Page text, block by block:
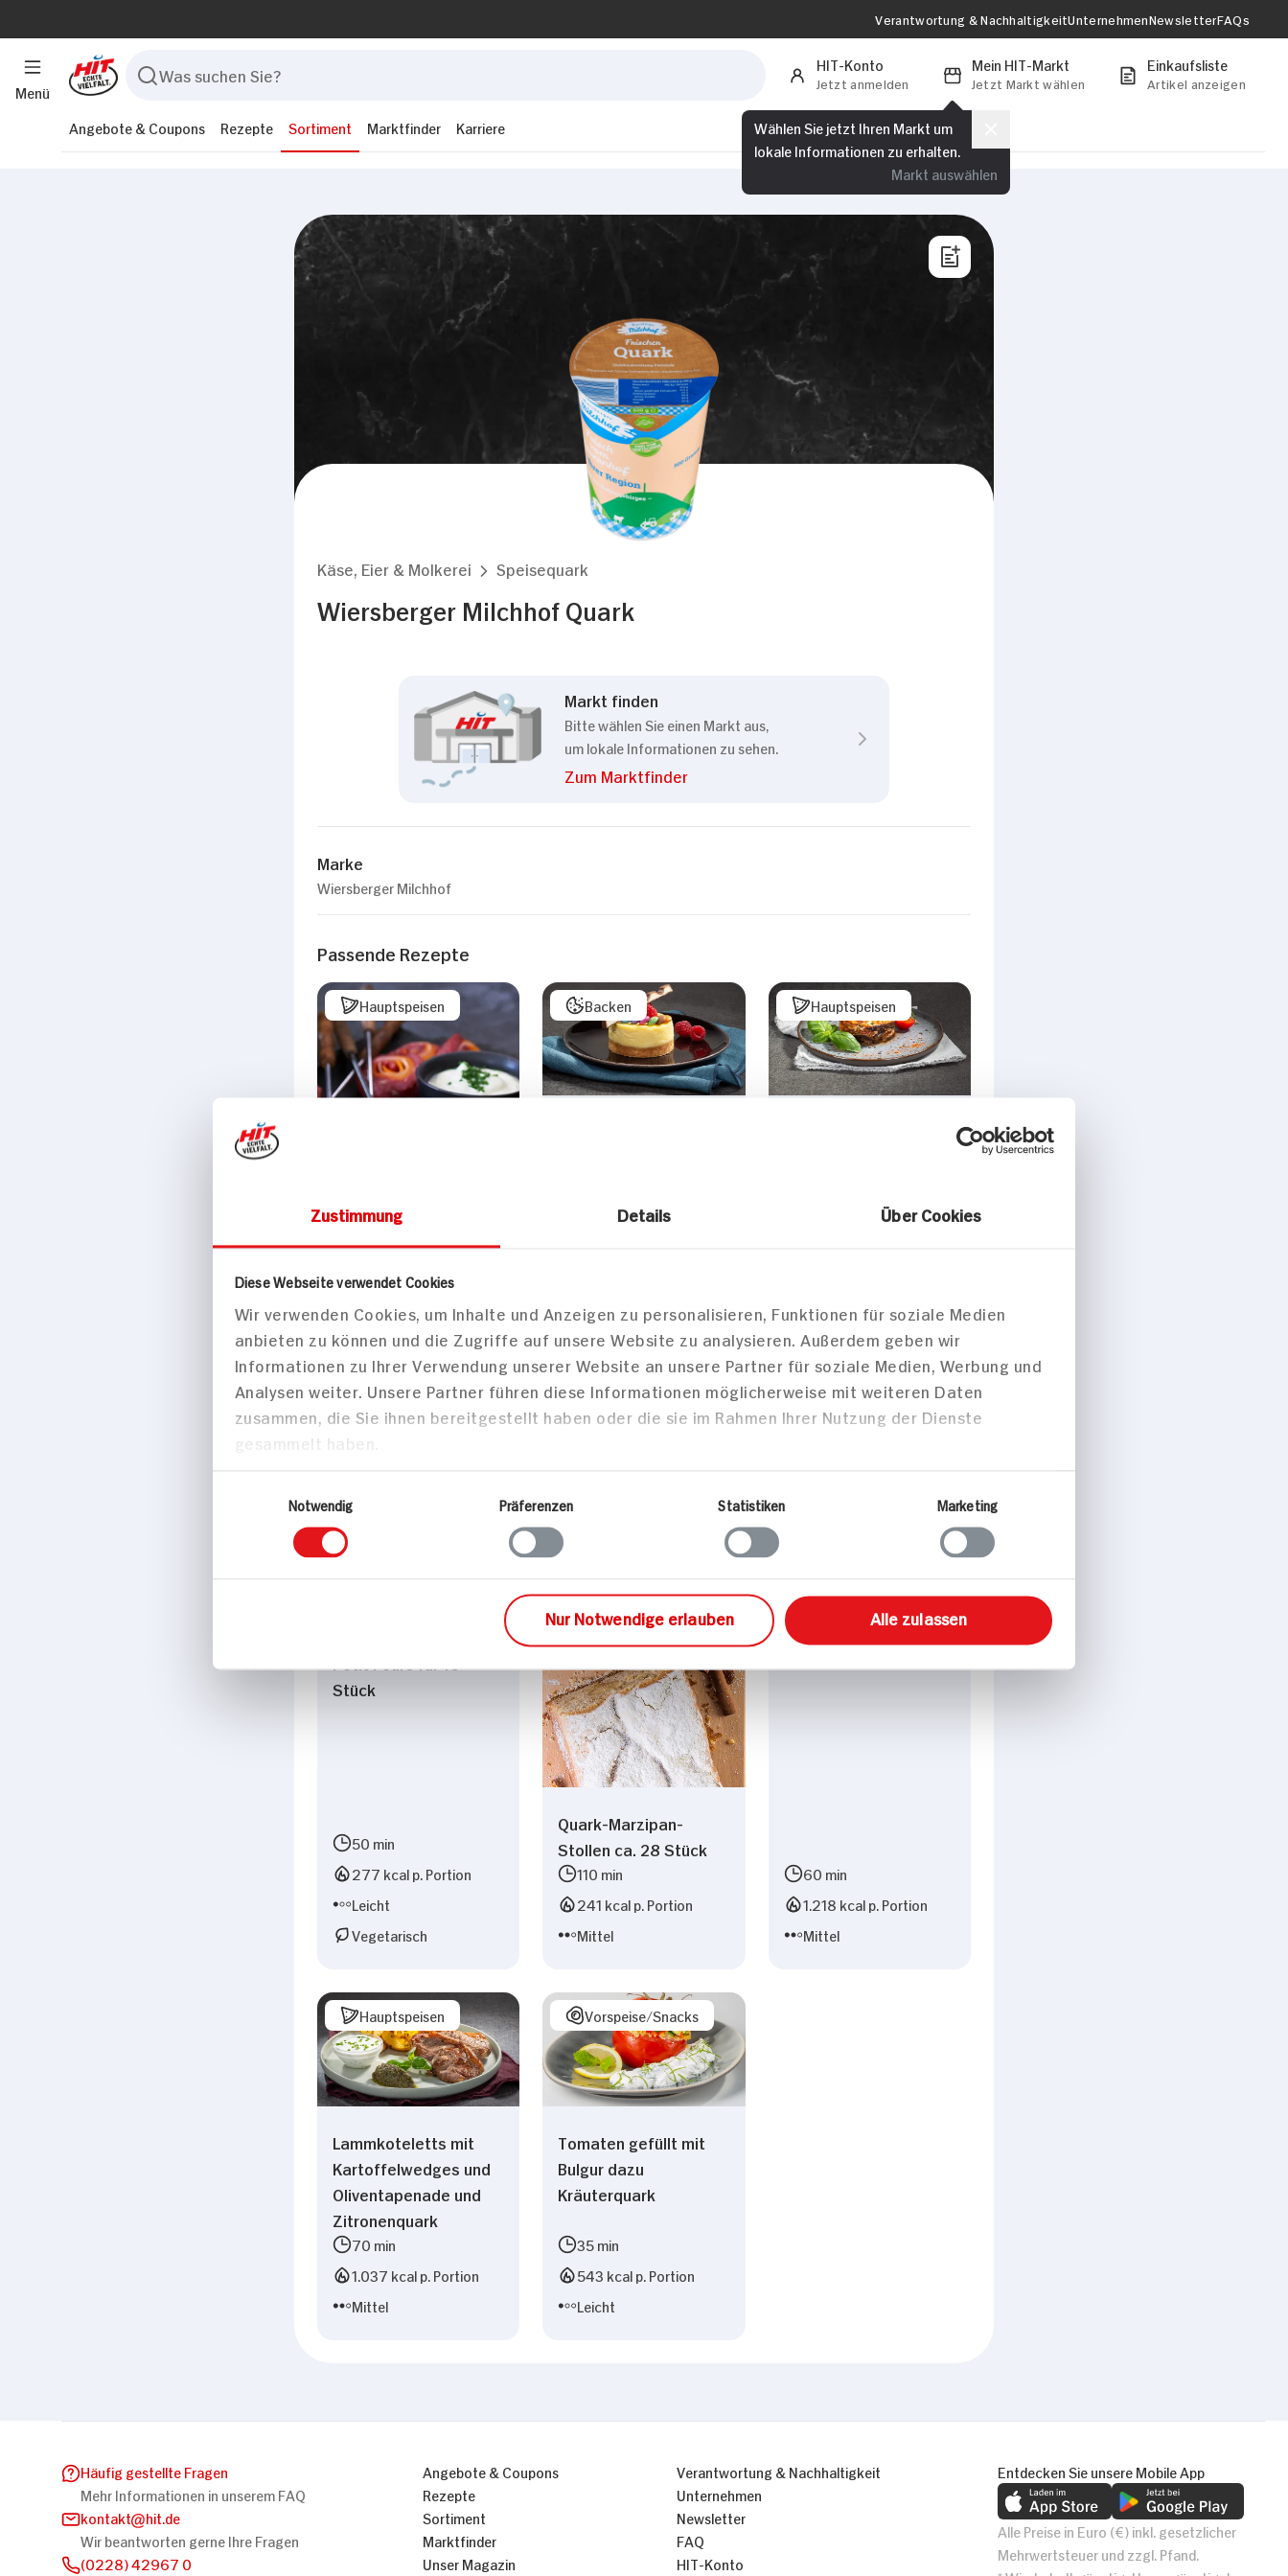
Zustimmung Details Über Cookies
Diese Webseite verwendet Cookies
Wir verwenden Cookies, um Inhalte und Anzeigen zu personalisieren, Funktionen für soziale Medien
anbieten zu können und die Zugriffe auf unsere Website zu analysieren. Außerdem geben wir
Informationen zu Ihrer Verwendung unserer Website an unsere Partner für soziale Medien, Werbung und
Analysen weiter. Unsere Partner führen diese Informationen möglicherweise mit weiteren Daten
zusammen, die Sie ihnen bereitgestellt haben oder die sie im Rahmen Ihrer Nutzung der Dienste
gesammelt haben.
Notwendig
Präferenzen Statistiken Marketing
Nur Notwendige erlauben Alle zulassen
Menü
Verantwortung & NachhaltigkeitUnternehmenNewsletterFAQs
HIT-Konto
Jetzt anmelden
Mein HIT-Markt
Jetzt Markt wählen
Wählen Sie jetzt Ihren Markt um
lokale Informationen zu erhalten.
Markt auswählen
Einkaufsliste
Artikel anzeigen
Angebote & Coupons Rezepte Sortiment Marktfinder Karriere
Käse, Eier & Molkerei Speisequark
Wiersberger Milchhof Quark
Markt finden
Bitte wählen Sie einen Markt aus,
um lokale Informationen zu sehen.
Zum Marktfinder
Marke
Wiersberger Milchhof
Passende Rezepte
Hauptspeisen
Fondue Chinois für 2
Personen
90 min
942 kcal p. Portion
Mittel
Backen
210 min
576 kcal p. Portion
Leicht
Vegetarisch
Hauptspeisen
75 min
680 kcal p. Portion
Leicht
Vegetarisch
Stück
50 min
277 kcal p. Portion
Leicht
Vegetarisch
Quark-Marzipan-
Stollen ca. 28 Stück
110 min
241 kcal p. Portion
Mittel
Bifteki mit Fetakäse
60 min
1.218 kcal p. Portion
Mittel
Hauptspeisen
Lammkoteletts mit
Kartoffelwedges und
Oliventapenade und
Zitronenquark
70 min
1.037 kcal p. Portion
Mittel
Vorspeise/Snacks
Tomaten gefüllt mit
Bulgur dazu
Kräuterquark
35 min
543 kcal p. Portion
Leicht
Häufig gestellte Fragen
Mehr Informationen in unserem FAQ
kontakt
hit.de
Wir beantworten gerne Ihre Fragen
(0228) 42967 0
Angebote & Coupons
Rezepte
Sortiment
Marktfinder
Unser Magazin
Verantwortung & Nachhaltigkeit
Unternehmen
Newsletter
FAQ
HIT-Konto
Entdecken Sie unsere Mobile App
Alle Preise in Euro (€) inkl. gesetzlicher
Mehrwertsteuer und zzgl. Pfand.